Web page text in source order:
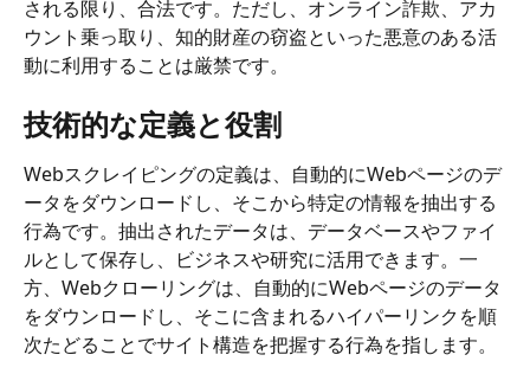
される限り、合法です。ただし、オンライン詐欺、アカ
ウント乗っ取り、知的財産の窃盗といった悪意のある活
動に利用することは厳禁です。
技術的な定義と役割
Webスクレイピングの定義は、自動的にWebページのデ
ータをダウンロードし、そこから特定の情報を抽出する
行為です。抽出されたデータは、データベースやファイ
ルとして保存し、ビジネスや研究に活用できます。一
方、Webクローリングは、自動的にWebページのデータ
をダウンロードし、そこに含まれるハイパーリンクを順
次たどることでサイト構造を把握する行為を指します。